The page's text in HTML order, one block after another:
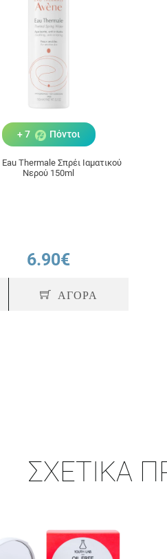
+ 7 Πόντοι
Thermale Σπρέι Ιαματικού
Νερού 150ml
6.90€
ΑΓΟΡΑ
ΣΧΕΤΙΚΆ